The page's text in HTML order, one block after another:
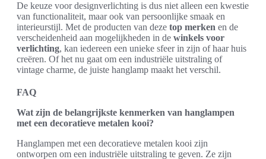
De keuze voor designverlichting is dus niet alleen een kwestie
van functionaliteit, maar ook van persoonlijke smaak en
interieurstijl. Met de producten van deze top merken en de
verscheidenheid aan mogelijkheden in de winkels voor
verlichting, kan iedereen een unieke sfeer in zijn of haar huis
creëren. Of het nu gaat om een industriële uitstraling of
vintage charme, de juiste hanglamp maakt het verschil.
FAQ
Wat zijn de belangrijkste kenmerken van hanglampen
met een decoratieve metalen kooi?
Hanglampen met een decoratieve metalen kooi zijn
ontworpen om een industriële uitstraling te geven. Ze zijn